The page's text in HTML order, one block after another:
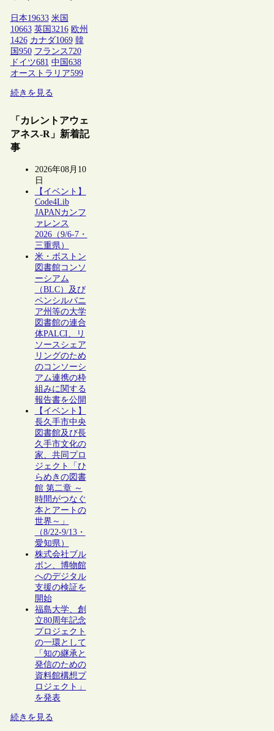
日本19633 米国
10663 英国 3216 欧州
1426 カナダ1069 韓
国 950 フランス 720
ドイツ681 中国 638
オーストラリア599
続きを見る
「カレントアウェ
アネス-R」新着記
事
2026年08月10
日
【イベント】
Code4Lib
JAPANカンフ
ァレンス
2026（9/6-7・
三重県）
米・ボストン
図書館コンソ
ーシアム
（BLC）及び
ペンシルバニ
ア州等の大学
図書館の連合
体PALCI、リ
ソースシェア
リングのため
のコンソーシ
アム連携の枠
組みに関する
報告書を公開
【イベント】
長久手市中央
図書館及び長
久手市文化の
家、共同プロ
ジェクト「ひ
らめきの図書
館 第二章 ～
時間がつなぐ
本とアートの
世界～」
（8/22-9/13・
愛知県）
株式会社ブル
ボン、博物館
へのデジタル
支援の検証を
開始
福島大学、創
立80周年記念
プロジェクト
の一環として
「知の継承と
発信のための
資料館構想プ
ロジェクト」
を発表
続きを見る